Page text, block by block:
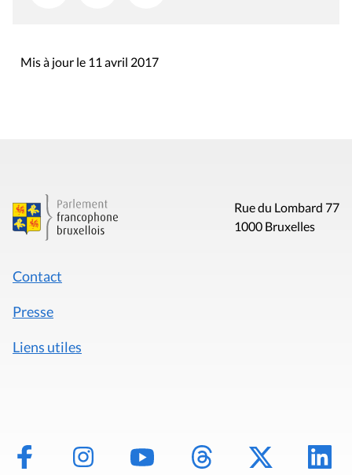
Mis à jour le 11 avril 2017
Rue du Lombard 77
1000 Bruxelles
Contact
Presse
Liens utiles